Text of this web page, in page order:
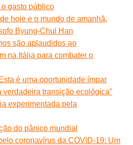
gasto público
hoje e o mundo de amanhã,
Byung-Chul Han
são aplaudidos ao
na Itália para combater o
é uma oportunidade ímpar
verdadeira transição ecológica”
experimentada pela
do pânico mundial
coronavírus da COVID-19: Um